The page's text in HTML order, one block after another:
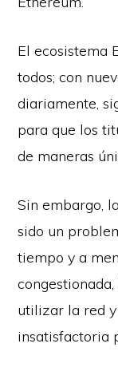
El ecosistema
todos; con
diariamente,
para que los
de maneras
Sin embargo,
sido un
tiempo y a
utilizar la red
insatisfactoria